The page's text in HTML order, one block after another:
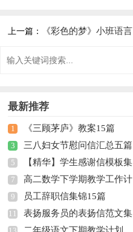
上一篇： 《彩色的梦》小班语言
最新推荐
1 《三顾茅庐》教案15篇
3 三八妇女节慰问信汇总五篇
5
【精华】学生感谢信模板集
合五篇
7
高二数学下学期教学工作计
划
9 员工辞职信集锦15篇
11
表扬服务员的表扬信范文集